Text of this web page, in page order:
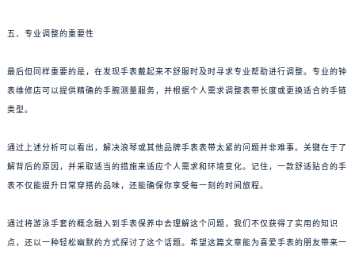
五、专业调整的重要性
最后但同样重要的是，在发现手表戴起来不舒服时及时寻求专业帮助进行调整。专业的钟
表维修店可以提供精确的手腕测量服务，并根据个人需求调整表带长度或更换适合的手链
类型。
通过上述分析可以看出，解决浪琴或其他品牌手表表带太紧的问题并非难事。关键在于了
解背后的原因，并采取适当的措施来适应个人需求和环境变化。记住，一款舒适贴合的手
表不仅能提升日常穿搭的品味，还能确保你享受每一刻的时间旅程。
通过将游泳手套的概念融入到手表保养中去理解这个问题，我们不仅获得了实用的知识
点，还以一种轻松幽默的方式探讨了这个话题。希望这篇文章能为喜爱手表的朋友带来一